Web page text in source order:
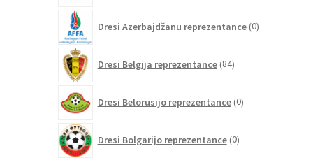
Dresi Azerbajdžanu reprezentance 0izdelkov
Dresi Belgija reprezentance 84izdelkov
Dresi Belorusijo reprezentance 0izdelkov
Dresi Bolgarijo reprezentance 0izdelkov